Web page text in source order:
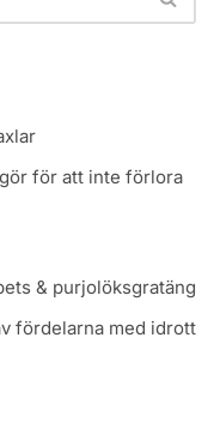
för att inte förlora
& purjolöksgratäng
fördelarna med idrott